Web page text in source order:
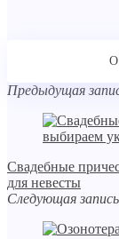
Предыдущая
Свадебные
для невесты
Следующая запись